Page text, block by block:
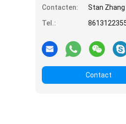
Contacten:
Stan Zhang
Tel.:
Contact